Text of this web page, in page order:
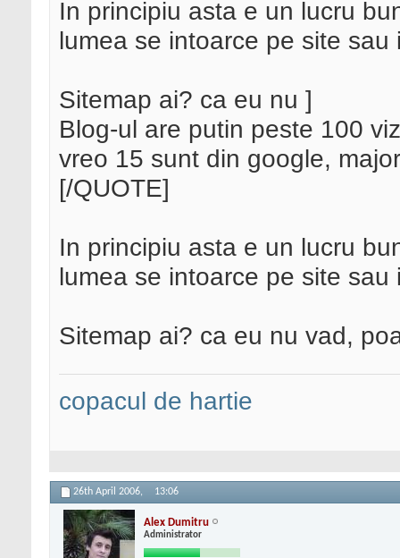
In principiu asta e un lucru
lumea se intoarce pe site
Sitemap ai? ca eu nu ]
Blog-ul are putin peste 100
vreo 15 sunt din google,
[/QUOTE]
In principiu asta e un lucru
lumea se intoarce pe site
Sitemap ai? ca eu nu vad,
copacul de hartie
26th April 2006, 13:06
Alex Dumitru
Administrator